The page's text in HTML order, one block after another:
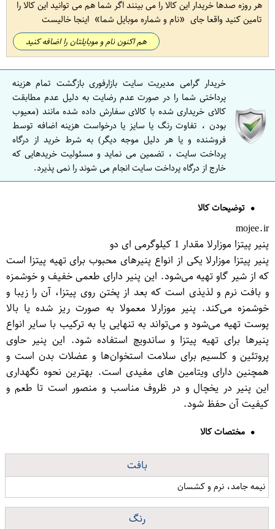
هر روزه صدها خریدار این کالا را می بینند اگر شما هم می توانید این کالا را
تامین کنید واقعا جای
نام و شماره موبایل شما اینجا خالیست
هم اکنون نام و موبایلتان را اضافه کنید
خریدار گرامی مدیریت سایت بازارفوری بازگشت تمام هزینه
پرداختی شما را در صورت عدم رضایت به دلیل عدم مطابقت
کالای خریداری شده با کالای سفارش داده شده مانند (معیوب
بودن ، تفاوت رنگ یا سایز یا درخواست هزینه اضافه توسط
فروشنده و یا هر دلیل موجه دیگر) به شرط خرید از درگاه
پرداخت سایت ، تضمین می نماید و مسئولیت خریدهایی که
خارج از درگاه پرداخت سایت انجام می شوند را نمی پذیرد.
توضیحات کالا
mojee.ir
پنیر پیتزا موزارلا مقدار 1 کیلوگرمی ای دو
پنیر پیتزا موزارلا یکی از انواع پنیرهای محبوب برای تهیه پیتزا است
که از شیر گاو تهیه می‌شود. این پنیر دارای طعمی خفیف و خوشمزه
و بافت نرم و لذیذی است که بعد از پختن روی پیتزا، آن را زیبا و
خوشمزه می‌کند. پنیر موزارلا معمولا به صورت ریز شده یا بالا
پوست تهیه می‌شود و می‌تواند به تنهایی یا به ترکیب با سایر انواع
پنیرها برای تهیه پیتزا و ساندویچ استفاده شود. این پنیر حاوی
پروتئین و کلسیم برای سلامت استخوان‌ها و عضلات بدن است و
همچنین دارای ویتامین های مفیدی است. بهترین نحوه نگهداری
این پنیر در یخچال و در ظروف مناسب و منصور است تا طعم و
کیفیت آن حفظ شود.
مختصات کالا
بافت
نیمه جامد، نرم و کشسان
رنگ